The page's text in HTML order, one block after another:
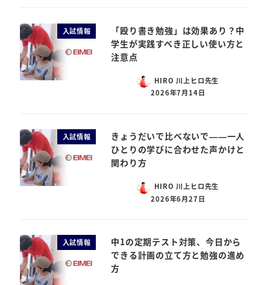
入試情報
「殴り書き勉強」は効果あり？中
学生が実践すべき正しい使い方と
注意点
HIRO 川上ヒロ先生
2026年7月14日
入試情報
きょうだいで比べないで——一人
ひとりの学びに合わせた声かけと
関わり方
HIRO 川上ヒロ先生
2026年6月27日
入試情報
中1の定期テスト対策、今日から
できる計画の立て方と勉強の進め
方